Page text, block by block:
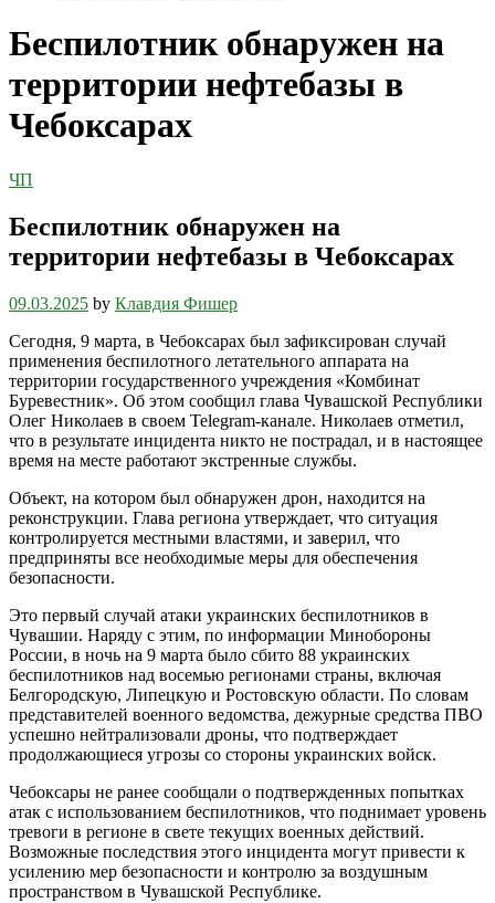
Беспилотник обнаружен на
территории нефтебазы в
Чебоксарах
ЧП
Беспилотник обнаружен на
территории нефтебазы в Чебоксарах
09.03.2025 by Клавдия Фишер
Сегодня, 9 марта, в Чебоксарах был зафиксирован случай
применения беспилотного летательного аппарата на
территории государственного учреждения «Комбинат
Буревестник». Об этом сообщил глава Чувашской Республики
Олег Николаев в своем Telegram-канале. Николаев отметил,
что в результате инцидента никто не пострадал, и в настоящее
время на месте работают экстренные службы.
Объект, на котором был обнаружен дрон, находится на
реконструкции. Глава региона утверждает, что ситуация
контролируется местными властями, и заверил, что
предприняты все необходимые меры для обеспечения
безопасности.
Это первый случай атаки украинских беспилотников в
Чувашии. Наряду с этим, по информации Минобороны
России, в ночь на 9 марта было сбито 88 украинских
беспилотников над восемью регионами страны, включая
Белгородскую, Липецкую и Ростовскую области. По словам
представителей военного ведомства, дежурные средства ПВО
успешно нейтрализовали дроны, что подтверждает
продолжающиеся угрозы со стороны украинских войск.
Чебоксары не ранее сообщали о подтвержденных попытках
атак с использованием беспилотников, что поднимает уровень
тревоги в регионе в свете текущих военных действий.
Возможные последствия этого инцидента могут привести к
усилению мер безопасности и контролю за воздушным
пространством в Чувашской Республике.